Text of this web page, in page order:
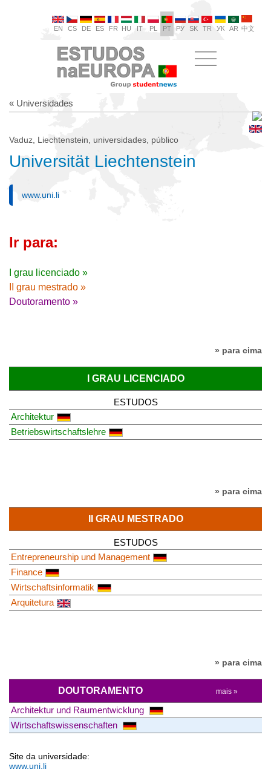
EN CS DE ES FR HU IT PL PT РУ SK TR УК AR 中文
« Universidades
Vaduz, Liechtenstein, universidades, público
Universität Liechtenstein
www.uni.li
Ir para:
I grau licenciado »
II grau mestrado »
Doutoramento »
» para cima
I GRAU LICENCIADO
ESTUDOS
Architektur
Betriebswirtschaftslehre
» para cima
II GRAU MESTRADO
ESTUDOS
Entrepreneur­ship und Management
Finance
Wirtschaftsinformatik
Arquitetura
» para cima
DOUTORAMENTO mais »
Architektur und Raumentwicklung
Wirtschaftswissenschaften
Site da universidade:
www.uni.li